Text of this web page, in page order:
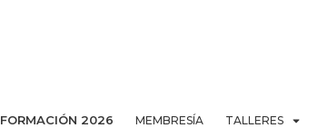
FORMACIÓN 2026 MEMBRESÍA TALLERES